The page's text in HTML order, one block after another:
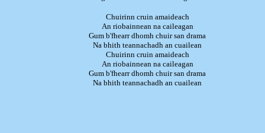
Chuirinn cruin amaideach
An riobainnean na caileagan
Gum b'fhearr dhomh chuir san drama
Na bhith teannachadh an cuailean
Chuirinn cruin amaideach
An riobainnean na caileagan
Gum b'fhearr dhomh chuir san drama
Na bhith teannachadh an cuailean